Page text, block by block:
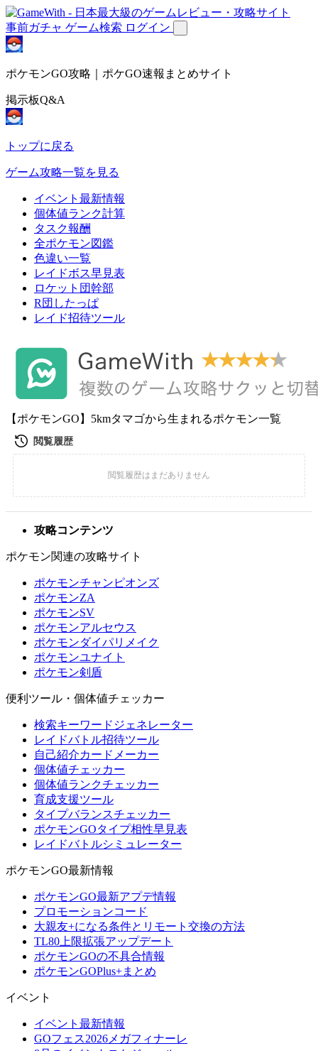
事前ガチャ ゲーム検索 ログイン
ポケモンGO攻略｜ポケGO速報まとめサイト
掲示板Q&A
トップに戻る
ゲーム攻略一覧を見る
イベント最新情報
個体値ランク計算
タスク報酬
全ポケモン図鑑
色違い一覧
レイドボス早見表
ロケット団幹部
R団したっぱ
レイド招待ツール
【ポケモンGO】5kmタマゴから生まれるポケモン一覧
攻略コンテンツ
ポケモン関連の攻略サイト
ポケモンチャンピオンズ
ポケモンZA
ポケモンSV
ポケモンアルセウス
ポケモンダイパリメイク
ポケモンユナイト
ポケモン剣盾
便利ツール・個体値チェッカー
検索キーワードジェネレーター
レイドバトル招待ツール
自己紹介カードメーカー
個体値チェッカー
個体値ランクチェッカー
育成支援ツール
タイプバランスチェッカー
ポケモンGOタイプ相性早見表
レイドバトルシミュレーター
ポケモンGO最新情報
ポケモンGO最新アプデ情報
プロモーションコード
大親友+になる条件とリモート交換の方法
TL80上限拡張アップデート
ポケモンGOの不具合情報
ポケモンGOPlus+まとめ
イベント
イベント最新情報
GOフェス2026メガフィナーレ